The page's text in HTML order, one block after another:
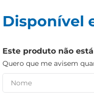
Disponível
Este produto não
Quero que me avisem
iogurte
papel higiênico
cerveja